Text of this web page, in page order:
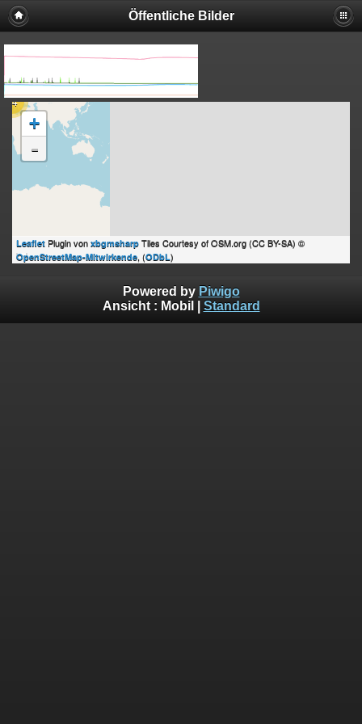
Öffentliche Bilder
64
+
-
Leaflet Plugin von xbgmsharp Tiles Courtesy of OSM.org (CC BY-SA) ©
OpenStreetMap-Mitwirkende, (ODbL)
Powered by Piwigo
Ansicht : Mobil Standard